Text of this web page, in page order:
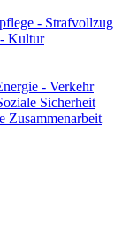
- Strafvollzug
Kultur
- Verkehr
Sicherheit
Zusammenarbeit